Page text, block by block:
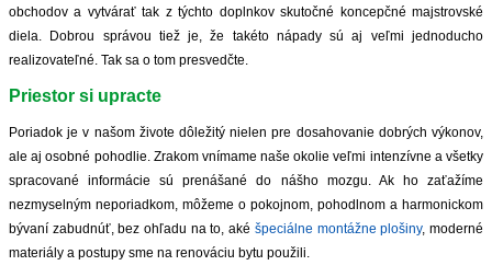
obchodov a vytvárať tak z týchto doplnkov skutočné koncepčné majstrovské
diela. Dobrou správou tiež je, že takéto nápady sú aj veľmi jednoducho
realizovateľné. Tak sa o tom presvedčte.
Priestor si upracte
Poriadok je v našom živote dôležitý nielen pre dosahovanie dobrých výkonov,
ale aj osobné pohodlie. Zrakom vnímame naše okolie veľmi intenzívne a všetky
spracované informácie sú prenášané do nášho mozgu. Ak ho zaťažíme
nezmyselným neporiadkom, môžeme o pokojnom, pohodlnom a harmonickom
bývaní zabudnúť, bez ohľadu na to, aké špeciálne montážne plošiny, moderné
materiály a postupy sme na renováciu bytu použili.